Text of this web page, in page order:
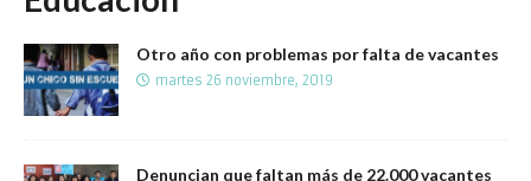
Otro año con problemas por falta de vacantes
martes 26 noviembre, 2019
Denuncian que faltan más de 22.000 vacantes